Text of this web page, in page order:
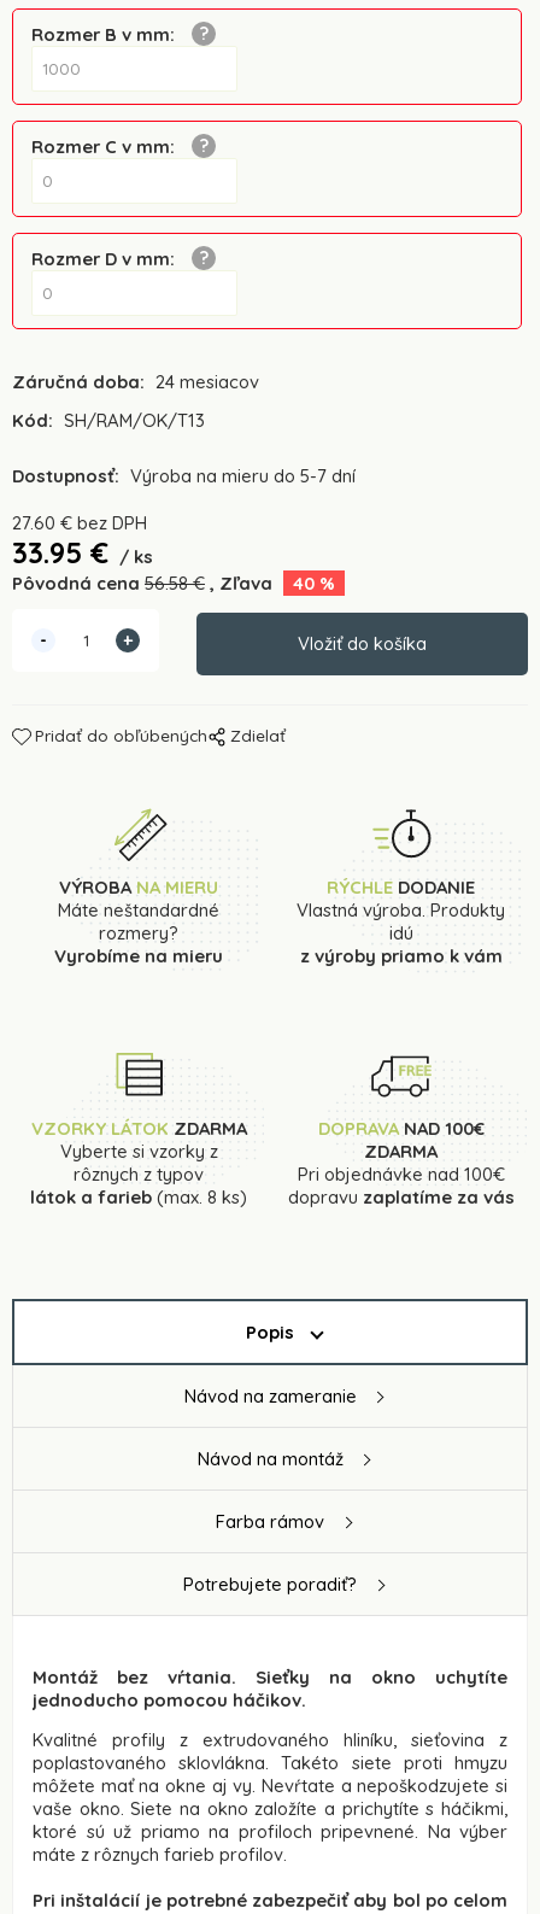
Rozmer B v mm:
Rozmer C v mm:
Rozmer D v mm:
Záručná doba: 24 mesiacov
Kód: SH/RAM/OK/T13
Dostupnosť: Výroba na mieru do 5-7 dní
27.60 € bez DPH
33.95 €
ks
Pôvodná cena 56.58€ Zľava 40 %
Pridať do obľúbených Zdielať
VÝROBANA MIERU
Máte neštandardné
rozmery?
Vyrobíme na mieru
RÝCHLE DODANIE
Vlastná výroba. Produkty
idú
z výroby priamo k vám
VZORKY LÁTOK ZDARMA
Vyberte si vzorky z
rôznych z typov
látok a farieb (max. 8 ks)
DOPRAVANAD 100€
ZDARMA
Pri objednávke nad 100€
dopravu zaplatíme za vás
Popis
Návod na zameranie
Návod na montáž
Farba rámov
Potrebujete poradiť?
Montáž bez vŕtania. Sieťky na okno uchytíte
jednoducho pomocou háčikov.
Kvalitné profily z extrudovaného hliníku, sieťovina z
poplastovaného sklovlákna. Takéto siete proti hmyzu
môžete mať na okne aj vy. Nevŕtate a nepoškodzujete si
vaše okno. Siete na okno založíte a prichytíte s háčikmi,
ktoré sú už priamo na profiloch pripevnené. Na výber
máte z rôznych farieb profilov.
Pri inštalácií je potrebné zabezpečiť aby bol po celom